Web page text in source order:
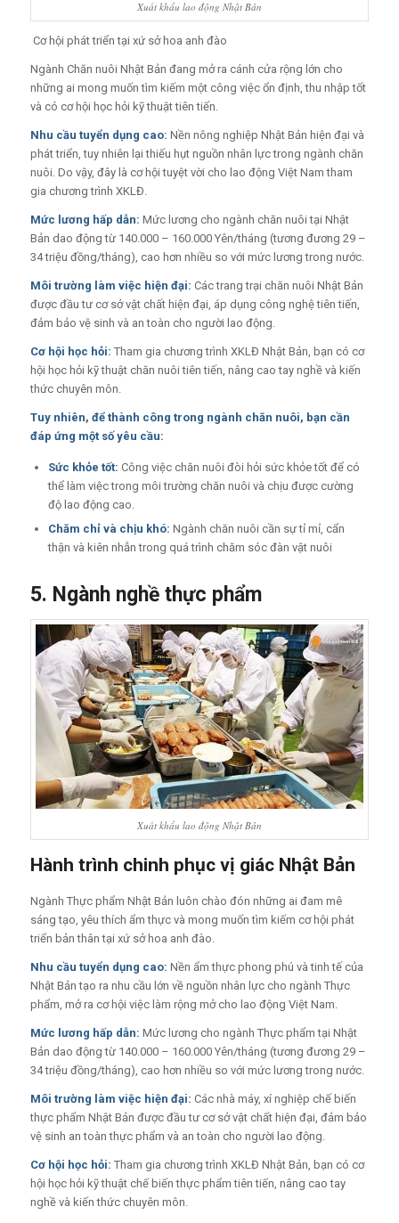
Xuất khẩu lao động Nhật Bản
Cơ hội phát triển tại xứ sở hoa anh đào
Ngành Chăn nuôi Nhật Bản đang mở ra cánh cửa rộng lớn cho
những ai mong muốn tìm kiếm một công việc ổn định, thu nhập tốt
và có cơ hội học hỏi kỹ thuật tiên tiến.
Nhu cầu tuyển dụng cao: Nền nông nghiệp Nhật Bản hiện đại và
phát triển, tuy nhiên lại thiếu hụt nguồn nhân lực trong ngành chăn
nuôi. Do vậy, đây là cơ hội tuyệt vời cho lao động Việt Nam tham
gia chương trình XKLĐ.
Mức lương hấp dẫn: Mức lương cho ngành chăn nuôi tại Nhật
Bản dao động từ 140.000 – 160.000 Yên/tháng (tương đương 29 –
34 triệu đồng/tháng), cao hơn nhiều so với mức lương trong nước.
Môi trường làm việc hiện đại: Các trang trại chăn nuôi Nhật Bản
được đầu tư cơ sở vật chất hiện đại, áp dụng công nghệ tiên tiến,
đảm bảo vệ sinh và an toàn cho người lao động.
Cơ hội học hỏi: Tham gia chương trình XKLĐ Nhật Bản, bạn có cơ
hội học hỏi kỹ thuật chăn nuôi tiên tiến, nâng cao tay nghề và kiến
thức chuyên môn.
Tuy nhiên, để thành công trong ngành chăn nuôi, bạn cần
đáp ứng một số yêu cầu:
Sức khỏe tốt: Công việc chăn nuôi đòi hỏi sức khỏe tốt để có
thể làm việc trong môi trường chăn nuôi và chịu được cường
độ lao động cao.
Chăm chỉ và chịu khó: Ngành chăn nuôi cần sự tỉ mỉ, cẩn
thận và kiên nhẫn trong quá trình chăm sóc đàn vật nuôi
5. Ngành nghề thực phẩm
Xuất khẩu lao động Nhật Bản
Hành trình chinh phục vị giác Nhật Bản
Ngành Thực phẩm Nhật Bản luôn chào đón những ai đam mê
sáng tạo, yêu thích ẩm thực và mong muốn tìm kiếm cơ hội phát
triển bản thân tại xứ sở hoa anh đào.
Nhu cầu tuyển dụng cao: Nền ẩm thực phong phú và tinh tế của
Nhật Bản tạo ra nhu cầu lớn về nguồn nhân lực cho ngành Thực
phẩm, mở ra cơ hội việc làm rộng mở cho lao động Việt Nam.
Mức lương hấp dẫn: Mức lương cho ngành Thực phẩm tại Nhật
Bản dao động từ 140.000 – 160.000 Yên/tháng (tương đương 29 –
34 triệu đồng/tháng), cao hơn nhiều so với mức lương trong nước.
Môi trường làm việc hiện đại: Các nhà máy, xí nghiệp chế biến
thực phẩm Nhật Bản được đầu tư cơ sở vật chất hiện đại, đảm bảo
vệ sinh an toàn thực phẩm và an toàn cho người lao động.
Cơ hội học hỏi: Tham gia chương trình XKLĐ Nhật Bản, bạn có cơ
hội học hỏi kỹ thuật chế biến thực phẩm tiên tiến, nâng cao tay
nghề và kiến thức chuyên môn.